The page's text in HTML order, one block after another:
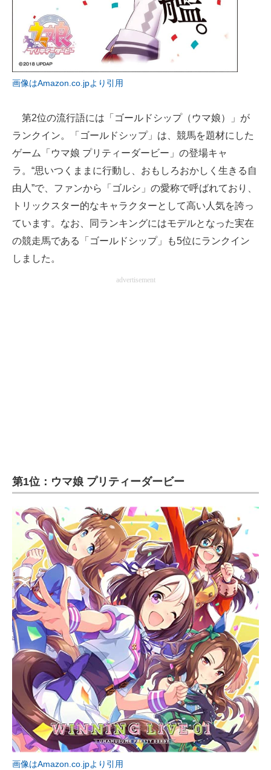
画像はAmazon.co.jpより引用
第2位の流行語には「ゴールドシップ（ウマ娘）」が
ランクイン。「ゴールドシップ」は、競馬を題材にした
ゲーム「ウマ娘 プリティーダービー」の登場キャ
ラ。“思いつくままに行動し、おもしろおかしく生きる自
由人”で、ファンから「ゴルシ」の愛称で呼ばれており、
トリックスター的なキャラクターとして高い人気を誇っ
ています。なお、同ランキングにはモデルとなった実在
の競走馬である「ゴールドシップ」も5位にランクイン
しました。
advertisement
第1位：ウマ娘 プリティーダービー
画像はAmazon.co.jpより引用